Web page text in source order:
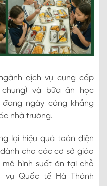
dịch vụ cung cấp
và bữa ăn học
ngày càng khẳng
nhà trường.
lại hiệu quả toàn diện
cho các cơ sở giáo
hình suất ăn tại chỗ
Quốc tế Hà Thành